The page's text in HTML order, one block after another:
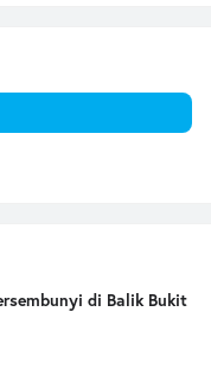
di Balik Bukit